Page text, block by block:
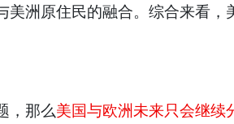
美洲原住民的融合。综合来看
，那么美国与欧洲未来只会继续